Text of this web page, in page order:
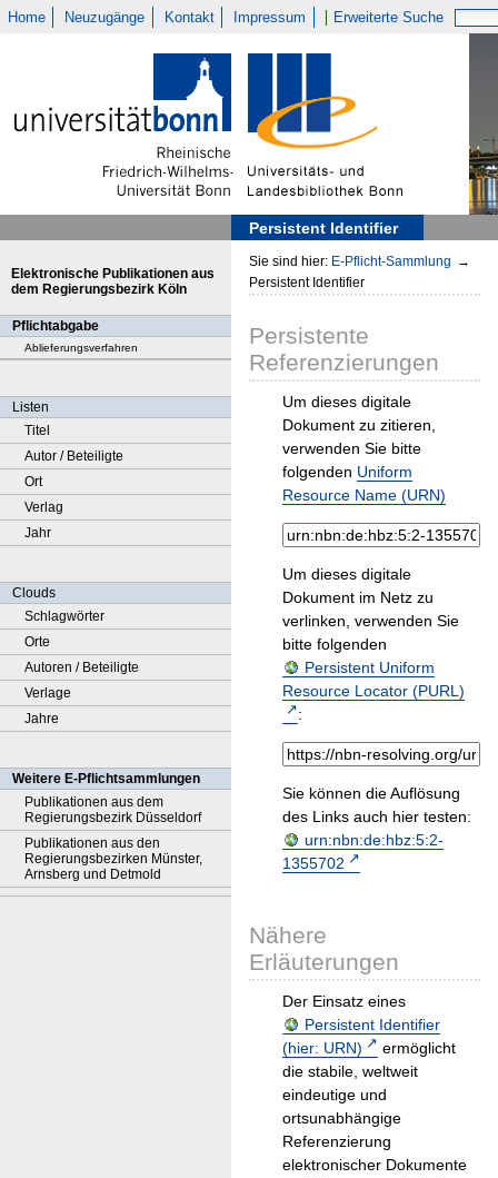
Home Neuzugänge Kontakt Impressum Erweiterte Suche
Persistent Identifier
Elektronische Publikationen aus
dem Regierungsbezirk Köln
Pflichtabgabe
Ablieferungsverfahren
Listen
Titel
Autor / Beteiligte
Ort
Verlag
Jahr
Clouds
Schlagwörter
Orte
Autoren / Beteiligte
Verlage
Jahre
Weitere E-Pflichtsammlungen
Publikationen aus dem
Regierungsbezirk Düsseldorf
Publikationen aus den
Regierungsbezirken Münster,
Arnsberg und Detmold
Sie sind hier: E-Pflicht-Sammlung →
Persistent Identifier
Persistente
Referenzierungen
Um dieses digitale
Dokument zu zitieren,
verwenden Sie bitte
folgenden Uniform
Resource Name (URN)
Um dieses digitale
Dokument im Netz zu
verlinken, verwenden Sie
bitte folgenden
Persistent Uniform
Resource Locator (PURL)
:
Sie können die Auflösung
des Links auch hier testen:
urn:nbn:de:hbz:5:2-
1355702
Nähere
Erläuterungen
Der Einsatz eines
Persistent Identifier
(hier: URN)
ermöglicht
die stabile, weltweit
eindeutige und
ortsunabhängige
Referenzierung
elektronischer Dokumente